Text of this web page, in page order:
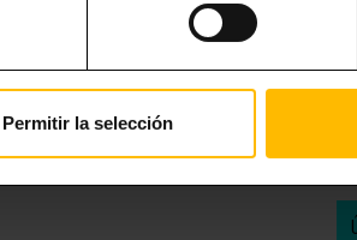
Permitir la selección
lejos, algunos de los
cantidad de juegos y actividades